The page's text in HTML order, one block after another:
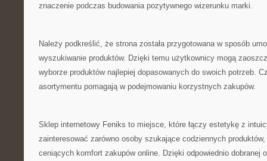
znaczenie podczas budowania pozytywnego wizerunku marki.
Należy podkreślić, że strona została przygotowana w sposób
wyszukiwanie produktów. Dzięki temu użytkownicy mogą
wyborze produktów najlepiej dopasowanych do swoich potrzeb.
asortymentu pomagają w podejmowaniu korzystnych zakupów.
Sklep internetowy Feniks to miejsce, które łączy estetykę z
zainteresować zarówno osoby szukające codziennych
ceniących komfort zakupów online. Dzięki odpowiednio dobranej